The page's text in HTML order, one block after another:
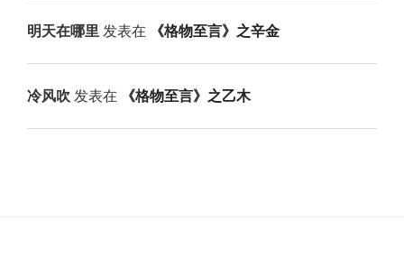
明天在哪里发表在 《格物至言》之辛金
冷风吹 发表在 《格物至言》之乙木